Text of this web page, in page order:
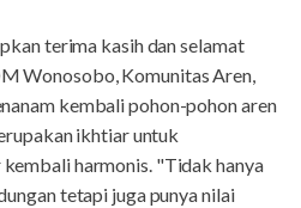
terima kasih dan selamat
Wonosobo, Komunitas Aren,
kembali pohon-pohon aren
ikhtiar untuk
harmonis. "Tidak hanya
tetapi juga punya nilai